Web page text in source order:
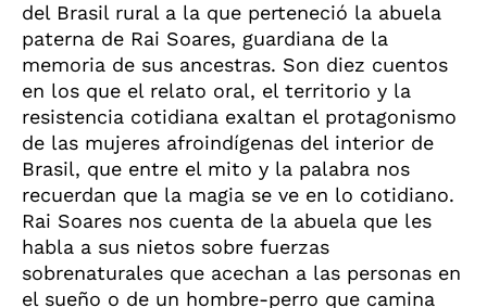
del Brasil rural a la que perteneció la abuela
paterna de Rai Soares, guardiana de la
memoria de sus ancestras. Son diez cuentos
en los que el relato oral, el territorio y la
resistencia cotidiana exaltan el protagonismo
de las mujeres afroindígenas del interior de
Brasil, que entre el mito y la palabra nos
recuerdan que la magia se ve en lo cotidiano.
Rai Soares nos cuenta de la abuela que les
habla a sus nietos sobre fuerzas
sobrenaturales que acechan a las personas en
el sueño o de un hombre-perro que camina